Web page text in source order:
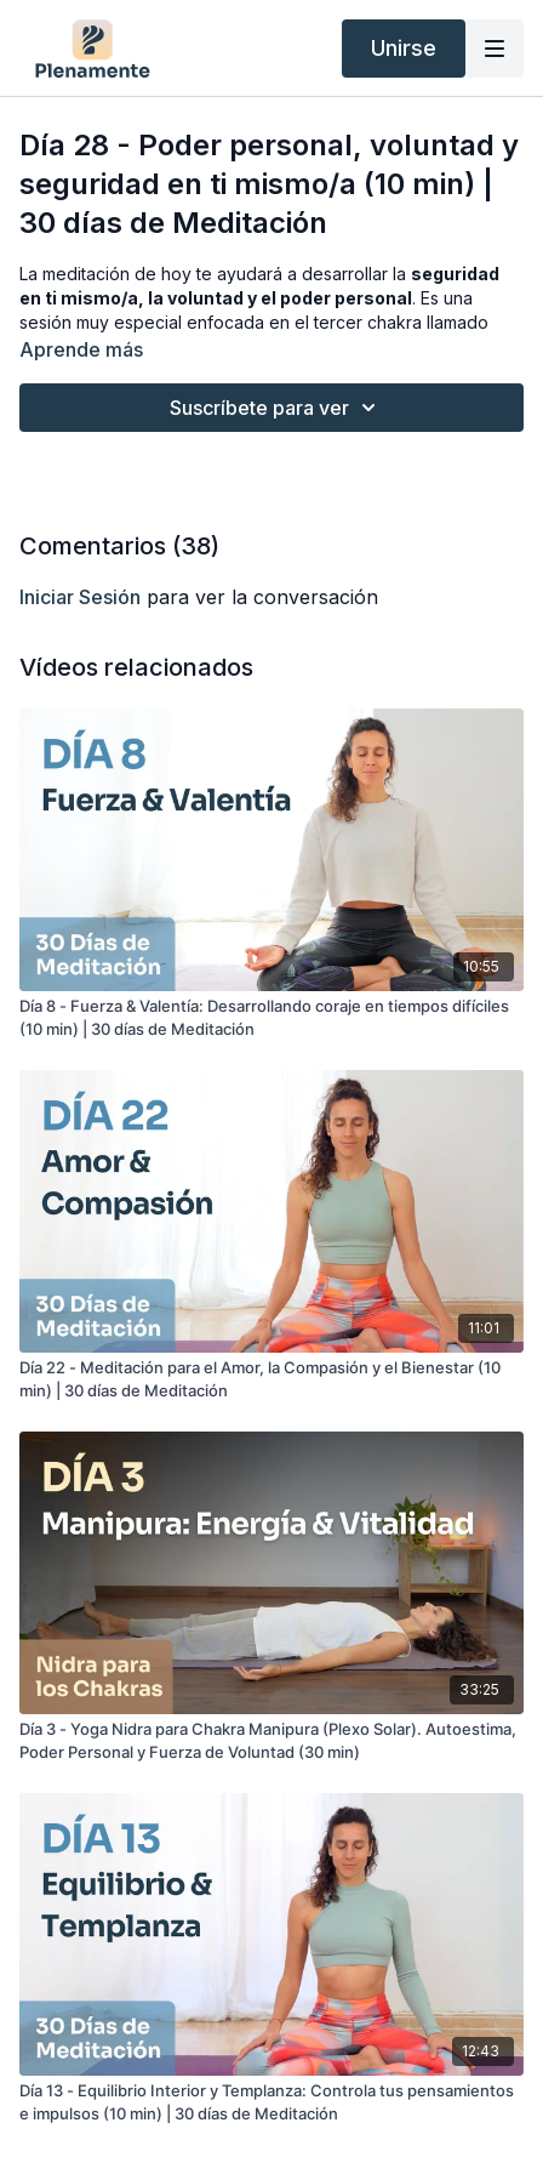
Unirse
Día 28 - Poder personal, voluntad y
seguridad en ti mismo/a (10 min) |
30 días de Meditación
La meditación de hoy te ayudará a desarrollar la seguridad
en ti mismo/a, la voluntad y el poder personal. Es una
sesión muy especial enfocada en el tercer chakra llamado
manipura, responsable de
Espero que disfrutes mucho de la práctica. Déjame un
Anabel
Aprende más
Suscríbete para ver
Comentarios (38)
Iniciar Sesión para ver la conversación
Vídeos relacionados
10:55
Día 8 - Fuerza & Valentía: Desarrollando coraje en tiempos difíciles
(10 min) | 30 días de Meditación
11:01
Día 22 - Meditación para el Amor, la Compasión y el Bienestar (10
min) | 30 días de Meditación
33:25
Día 3 - Yoga Nidra para Chakra Manipura (Plexo Solar). Autoestima,
Poder Personal y Fuerza de Voluntad (30 min)
12:43
Día 13 - Equilibrio Interior y Templanza: Controla tus pensamientos
e impulsos (10 min) | 30 días de Meditación